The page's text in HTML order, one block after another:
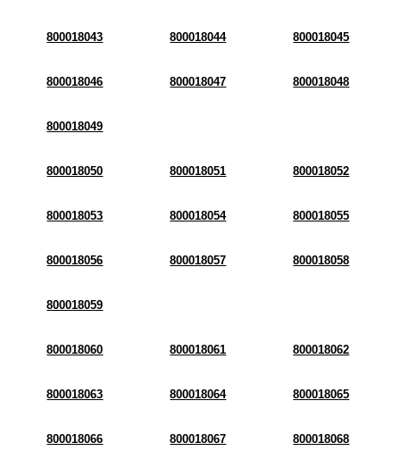
800018043 800018044 800018045
800018046 800018047 800018048
800018049
800018050 800018051 800018052
800018053 800018054 800018055
800018056 800018057 800018058
800018059
800018060 800018061 800018062
800018063 800018064 800018065
800018066 800018067 800018068